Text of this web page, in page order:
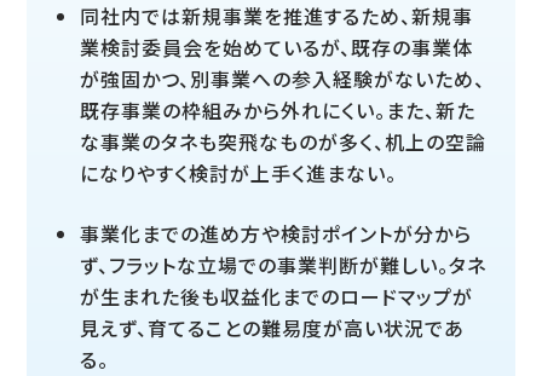
同社内では新規事業を推進するため、新規事
業検討委員会を始めているが、既存の事業体
が強固かつ、別事業への参入経験がないため、
既存事業の枠組みから外れにくい。また、新た
な事業のタネも突飛なものが多く、机上の空論
になりやすく検討が上手く進まない。
事業化までの進め方や検討ポイントが分から
ず、フラットな立場での事業判断が難しい。タネ
が生まれた後も収益化までのロードマップが
見えず、育てることの難易度が高い状況であ
る。